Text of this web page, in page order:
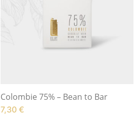
Colombie 75% – Bean to Bar
7,30 €